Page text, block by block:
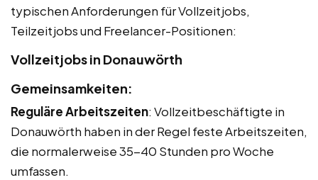
typischen Anforderungen für Vollzeitjobs,
Teilzeitjobs und Freelancer-Positionen:
Vollzeitjobs in Donauwörth
Gemeinsamkeiten:
Reguläre Arbeitszeiten: Vollzeitbeschäftigte in
Donauwörth haben in der Regel feste Arbeitszeiten,
die normalerweise 35-40 Stunden pro Woche
umfassen.